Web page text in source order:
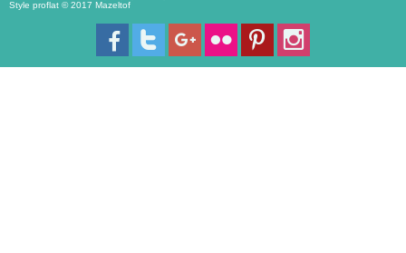
Style proflat © 2017 Mazeltof